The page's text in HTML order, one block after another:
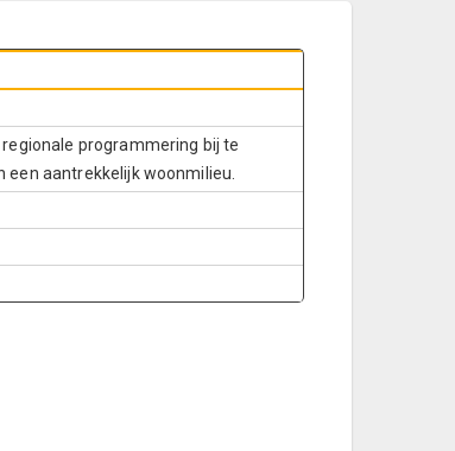
programmering bij te
aantrekkelijk woonmilieu.